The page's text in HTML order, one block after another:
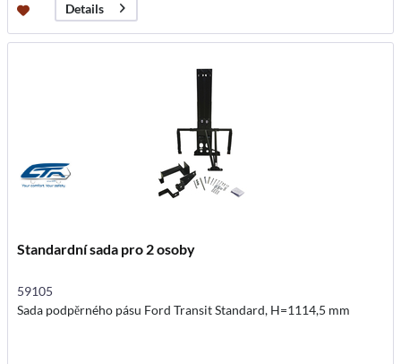
Details
Standardní sada pro 2 osoby
59105
Sada podpěrného pásu Ford Transit Standard, H=1114,5 mm